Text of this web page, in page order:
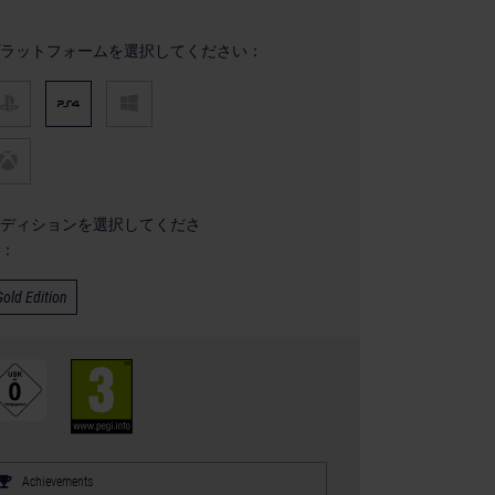
ットフォームを選択してください：
ィションを選択してくださ
Edition
Achievements